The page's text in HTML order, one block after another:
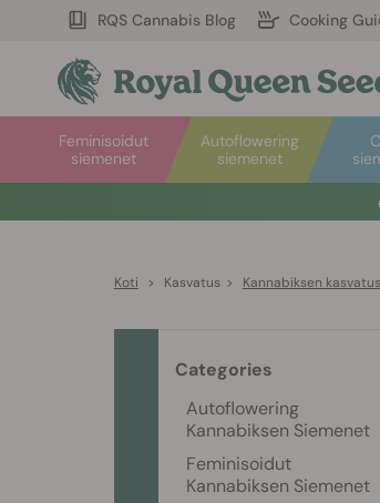
RQS Cannabis Blog Cooking
Autoflowering
siemenet
Feminisoidut
siemenet
Koti > Kasvatus > Kannabiksen
Categories
Autoflowering
Kannabiksen Siemenet
Feminisoidut
Kannabiksen Siemenet